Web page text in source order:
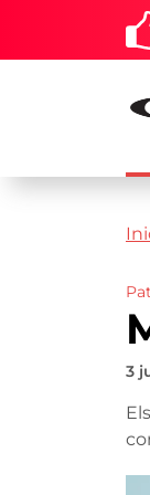
Vés al contingut
3